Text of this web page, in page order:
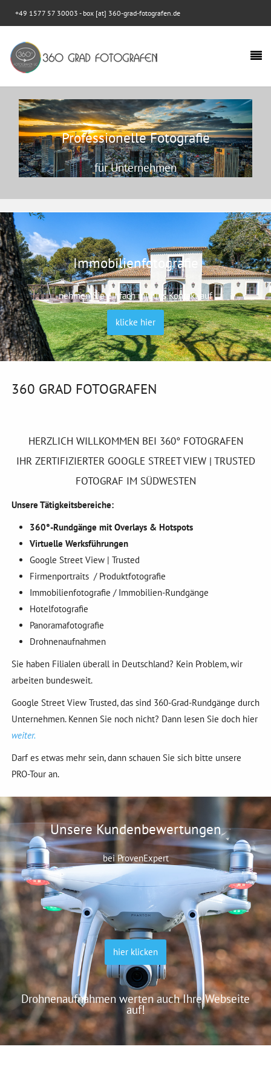
+49 1577 57 30003 - box [at] 360-grad-fotografen.de
Professionelle Fotografie
für Unternehmen
Immobilienfotografie
nehmen Sie einfach mit uns Kontakt auf
klicke hier
360 GRAD FOTOGRAFEN
HERZLICH WILLKOMMEN BEI 360° FOTOGRAFEN
IHR ZERTIFIZIERTER GOOGLE STREET VIEW | TRUSTED
FOTOGRAF IM SÜDWESTEN
Unsere Tätigkeitsbereiche:
360°-Rundgänge mit Overlays & Hotspots
Virtuelle Werksführungen
Google Street View | Trusted
Firmenportraits / Produktfotografie
Immobilienfotografie / Immobilien-Rundgänge
Hotelfotografie
Panoramafotografie
Drohnenaufnahmen
Sie haben Filialen überall in Deutschland? Kein Problem, wir
arbeiten bundesweit.
Google Street View Trusted, das sind 360-Grad-Rundgänge durch
Unternehmen. Kennen Sie noch nicht? Dann lesen Sie doch hier
weiter.
Darf es etwas mehr sein, dann schauen Sie sich bitte unsere
PRO-Tour an.
Unsere Kundenbewertungen
bei ProvenExpert
hier klicken
Drohnenaufnahmen werten auch Ihre Webseite
auf!